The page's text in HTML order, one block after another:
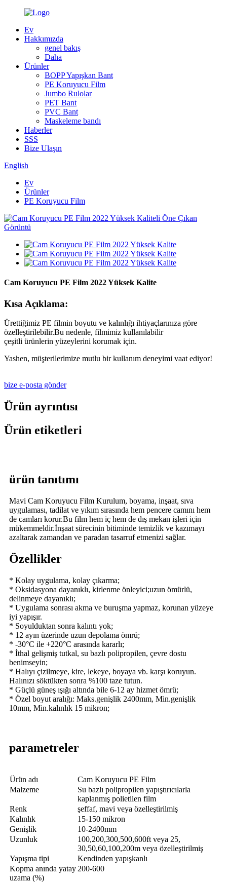
Ev
Hakkımızda
genel bakış
Daha
Ürünler
BOPP Yapışkan Bant
PE Koruyucu Film
Jumbo Rulolar
PET Bant
PVC Bant
Maskeleme bandı
Haberler
SSS
Bize Ulaşın
English
Ev
Ürünler
PE Koruyucu Film
Cam Koruyucu PE Film 2022 Yüksek Kalite
Kısa Açıklama:
Ürettiğimiz PE filmin boyutu ve kalınlığı ihtiyaçlarınıza göre
özelleştirilebilir.Bu nedenle, filmimiz kullanılabilir
çeşitli ürünlerin yüzeylerini korumak için.
Yashen, müşterilerimize mutlu bir kullanım deneyimi vaat ediyor!
bize e-posta gönder
Ürün ayrıntısı
Ürün etiketleri
ürün tanıtımı
Mavi Cam Koruyucu Film Kurulum, boyama, inşaat, sıva
uygulaması, tadilat ve yıkım sırasında hem pencere camını hem
de camları korur.Bu film hem iç hem de dış mekan işleri için
mükemmeldir.İnşaat sürecinin bitiminde temizlik ve kazımayı
azaltarak zamandan ve paradan tasarruf etmenizi sağlar.
Özellikler
* Kolay uygulama, kolay çıkarma;
* Oksidasyona dayanıklı, kirlenme önleyici;uzun ömürlü,
delinmeye dayanıklı;
* Uygulama sonrası akma ve buruşma yapmaz, korunan yüzeye
iyi yapışır.
* Soyulduktan sonra kalıntı yok;
* 12 ayın üzerinde uzun depolama ömrü;
* -30°C ile +220°C arasında kararlı;
* İthal gelişmiş tutkal, su bazlı polipropilen, çevre dostu
benimseyin;
* Halıyı çizilmeye, kire, lekeye, boyaya vb. karşı koruyun.
Halınızı söktükten sonra %100 taze tutun.
* Güçlü güneş ışığı altında bile 6-12 ay hizmet ömrü;
* Özel boyut aralığı: Maks.genişlik 2400mm, Min.genişlik
10mm, Min.kalınlık 15 mikron;
parametreler
Ürün adı
Cam Koruyucu PE Film
Malzeme
Su bazlı polipropilen yapıştırıcılarla
kaplanmış polietilen film
Renk
şeffaf, mavi veya özelleştirilmiş
Kalınlık
15-150 mikron
Genişlik
10-2400mm
Uzunluk
100,200,300,500,600ft veya 25,
30,50,60,100,200m veya özelleştirilmiş
Yapışma tipi
Kendinden yapışkanlı
Kopma anında yatay
uzama (%)
200-600